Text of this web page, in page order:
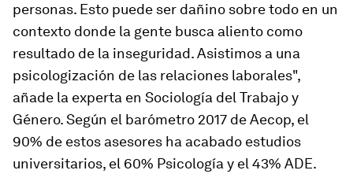
personas. Esto puede ser dañino sobre todo en un
contexto donde la gente busca aliento como
resultado de la inseguridad. Asistimos a una
psicologización de las relaciones laborales",
añade la experta en Sociología del Trabajo y
Género. Según el barómetro 2017 de Aecop, el
90% de estos asesores ha acabado estudios
universitarios, el 60% Psicología y el 43% ADE.